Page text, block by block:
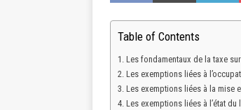
Table of Contents
Les fondamentaux de la taxe
Les exemptions liées à
Les exemptions liées à la mise
Les exemptions liées à l’état du